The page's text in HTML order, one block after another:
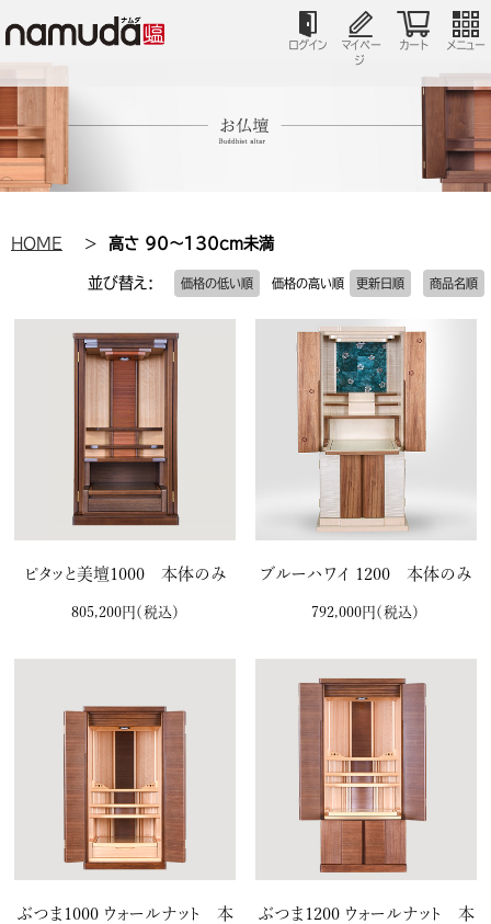
ログイン
マイペー
ジ
カート メニュー
HOME 高さ 90～130cm未満
並び替え: 価格の低い順 価格の高い順 更新日順 商品名順
ピタッと美壇1000 本体のみ
805,200円 （税込）
ブルーハワイ 1200 本体のみ
792,000円 （税込）
ぶつま1000 ウォールナット 本
ぶつま1200 ウォールナット 本